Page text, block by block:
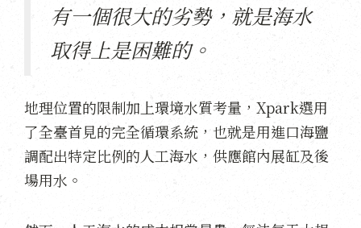
有一個很大的劣勢，就是海水
取得上是困難的。
地理位置的限制加上環境水質考量，Xpark選用
了全臺首見的完全循環系統，也就是用進口海鹽
調配出特定比例的人工海水，供應館內展缸及後
場用水。